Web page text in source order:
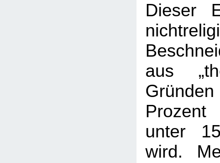
Dieser
aus
unter
wird.